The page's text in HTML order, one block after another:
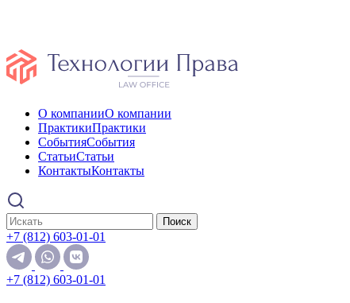
О компанииО компании
ПрактикиПрактики
СобытияСобытия
СтатьиСтатьи
КонтактыКонтакты
Поиск
+7 (812) 603-01-01
+7 (812) 603-01-01